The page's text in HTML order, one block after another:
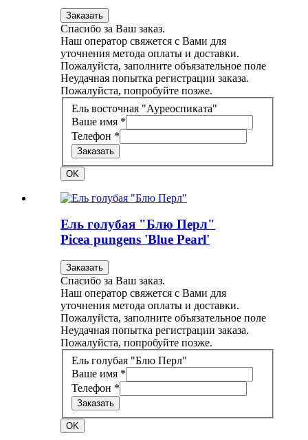
Заказать
Спасибо за Ваш заказ.
Наш оператор свяжется с Вами для
уточнения метода оплаты и доставки.
Пожалуйста, заполните объязательное поле
Неудачная попытка регистрации заказа.
Пожалуйста, попробуйте позже.
Ель восточная "Ауреоспиката"
Ваше имя *
Телефон *
Заказать
OK
Ель голубая "Блю Перл"
Picea pungens 'Blue Pearl'
Заказать
Спасибо за Ваш заказ.
Наш оператор свяжется с Вами для
уточнения метода оплаты и доставки.
Пожалуйста, заполните объязательное поле
Неудачная попытка регистрации заказа.
Пожалуйста, попробуйте позже.
Ель голубая "Блю Перл"
Ваше имя *
Телефон *
Заказать
OK